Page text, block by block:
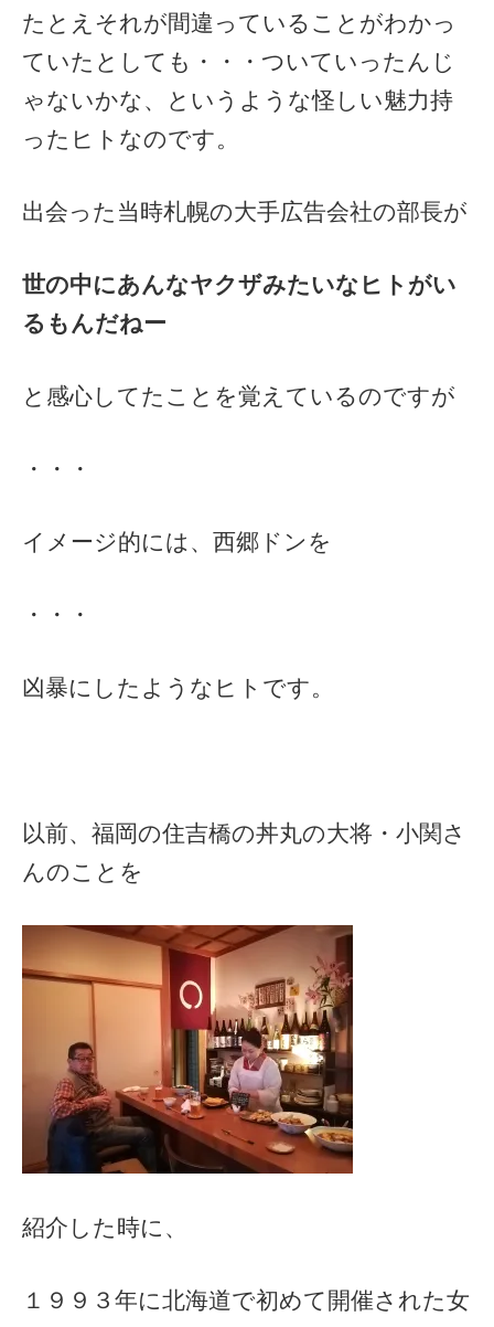
たとえそれが間違っていることがわかっ
ていたとしても・・・ついていったんじ
ゃないかな、というような怪しい魅力持
ったヒトなのです。
出会った当時札幌の大手広告会社の部長が
世の中にあんなヤクザみたいなヒトがい
るもんだねー
と感心してたことを覚えているのですが
・・・
イメージ的には、西郷ドンを
・・・
凶暴にしたようなヒトです。
以前、福岡の住吉橋の丼丸の大将・小関さ
んのことを
紹介した時に、
１９９３年に北海道で初めて開催された女